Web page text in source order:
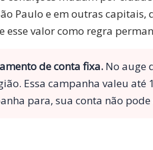
Paulo e em outras
valor como regra
de conta fixa. No auge
Essa campanha valeu
para, sua conta não